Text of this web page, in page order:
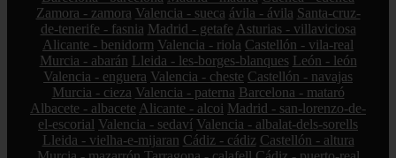
Zamora - zamora Valencia - sueca ávila - ávila Santa-cruz-
de-tenerife - fasnia Madrid - getafe Asturias - villaviciosa
Alicante - benidorm Valencia - riola Castellón - vila-real
Murcia - abarán Lleida - les-borges-blanques León - león
Valencia - enguera Valencia - cheste Castellón - navajas
Murcia - cieza Valencia - paterna Barcelona - mataró
Albacete - albacete Alicante - alcoi Madrid - san-lorenzo-de-
el-escorial Valencia - sedaví Valencia - albalat-dels-sorells
Lleida - vielha-e-mijaran Cádiz - cádiz Castellón - altura